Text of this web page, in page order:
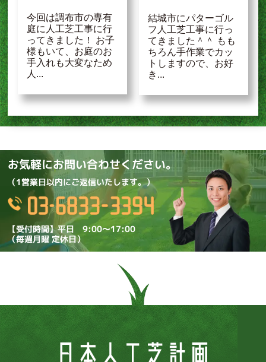
今回は調布市の専有
庭に人工芝工事に行
ってきました！ お子
様もいて、お庭のお
手入れも大変なため
人...
結城市にパターゴル
フ人工芝工事に行っ
てきました＾＾ もも
ちろん手作業でカッ
トしますので、お好
き...
お気軽にお問い合わせください。
（1営業日以内にご返信いたします。）
【受付時間】平日 9:00～17:00
（毎週月曜 定休日）